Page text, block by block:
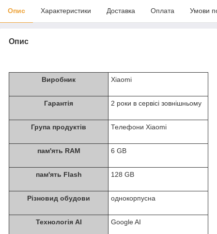
Опис Характеристики Доставка Оплата Умови
Опис
Виробник Xiaomi
Гарантія 2 роки в сервісі зовнішньому
Група продуктів Телефони Xiaomi
пам'ять RAM 6 GB
пам'ять Flash 128 GB
Різновид обудови однокорпусна
Технологія AI Google AI